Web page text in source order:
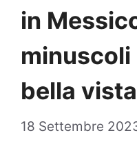
in
minuscoli
bella vista
18 Settembre